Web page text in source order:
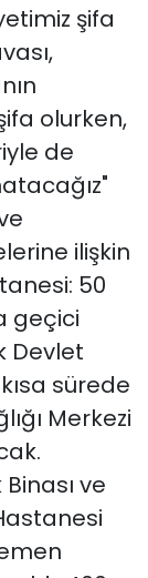
şifa
olurken,
de
ilişkin
50
geçici
Devlet
sürede
Merkezi
ve